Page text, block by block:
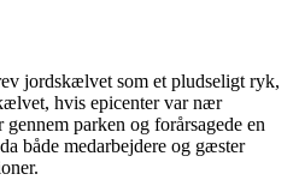
jordskælvet som et pludseligt ryk,
hvis epicenter var nær
parken og forårsagede en
både medarbejdere og gæster